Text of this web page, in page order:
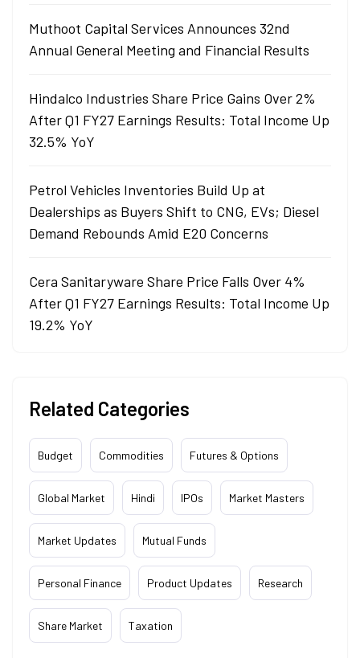
Muthoot Capital Services Announces 32nd
Annual General Meeting and Financial Results
Hindalco Industries Share Price Gains Over 2%
After Q1 FY27 Earnings Results: Total Income Up
32.5% YoY
Petrol Vehicles Inventories Build Up at
Dealerships as Buyers Shift to CNG, EVs; Diesel
Demand Rebounds Amid E20 Concerns
Cera Sanitaryware Share Price Falls Over 4%
After Q1 FY27 Earnings Results: Total Income Up
19.2% YoY
Related Categories
Budget Commodities Futures & Options
Global Market Hindi IPOs Market Masters
Market Updates Mutual Funds
Personal Finance Product Updates Research
Share Market Taxation